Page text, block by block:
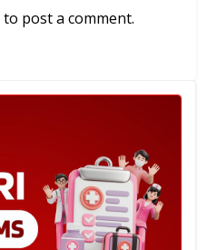
to post a comment.